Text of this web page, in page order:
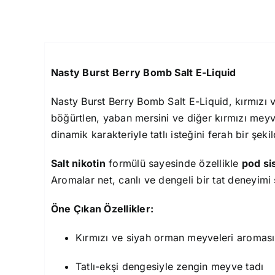
Nasty Burst Berry Bomb Salt E-Liquid
Nasty Burst Berry Bomb Salt E-Liquid, kırmızı
böğürtlen, yaban mersini ve diğer kırmızı
dinamik karakteriyle tatlı isteğini ferah bir
Salt nikotin formülü sayesinde özellikle pod
Aromalar net, canlı ve dengeli bir tat
Öne Çıkan Özellikler:
Kırmızı ve siyah orman meyveleri aroması
Tatlı-ekşi dengesiyle zengin meyve tadı